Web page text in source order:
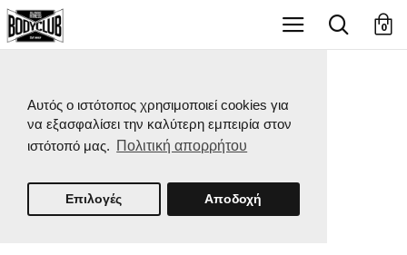
Αυτός ο ιστότοπος χρησιμοποιεί cookies για
να εξασφαλίσει την καλύτερη εμπειρία στον
ιστότοπό μας. Πολιτική απορρήτου
X
Επιλογές Αποδοχή
0